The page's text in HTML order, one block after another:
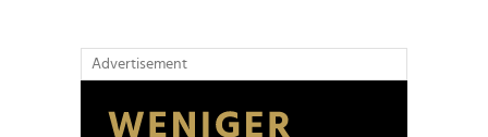
Advertisement